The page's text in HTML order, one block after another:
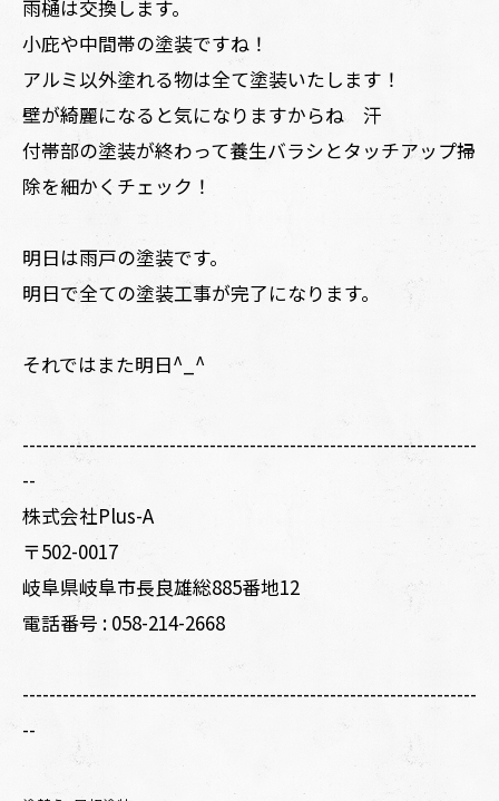
雨樋は交換します。
小庇や中間帯の塗装ですね！
アルミ以外塗れる物は全て塗装いたします！
壁が綺麗になると気になりますからね 汗
付帯部の塗装が終わって養生バラシとタッチアップ掃
除を細かくチェック！
明日は雨戸の塗装です。
明日で全ての塗装工事が完了になります。
それではまた明日^_^
--------------------------------------------------------------------
--
株式会社Plus-A
〒502-0017
岐阜県岐阜市長良雄総885番地12
電話番号 : 058-214-2668
--------------------------------------------------------------------
--